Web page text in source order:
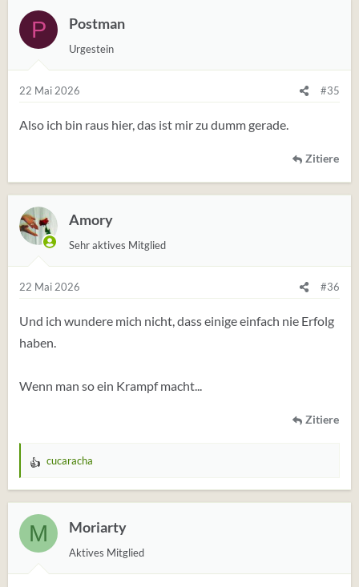
P Postman
Urgestein
22 Mai 2026 #35
Also ich bin raus hier, das ist mir zu dumm gerade.
Zitiere
Amory
Sehr aktives Mitglied
22 Mai 2026 #36
Und ich wundere mich nicht, dass einige einfach nie Erfolg
haben.
Wenn man so ein Krampf macht...
Zitiere
W
r
t
u
n
cucaracha
M Moriarty
Aktives Mitglied